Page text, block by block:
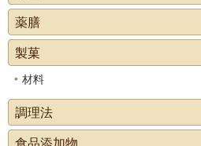
薬膳
製菓
材料
調理法